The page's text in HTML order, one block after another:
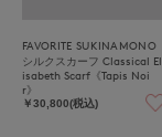
FAVORITE SUKINAMONO
シルクスカーフ Classical El
isabeth Scarf《Tapis Noi
r》
￥30,800(税込)